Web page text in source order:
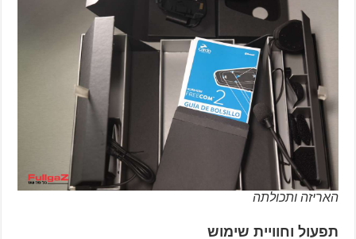
האריזה ותכולתה
תפעול וחוויית שימוש